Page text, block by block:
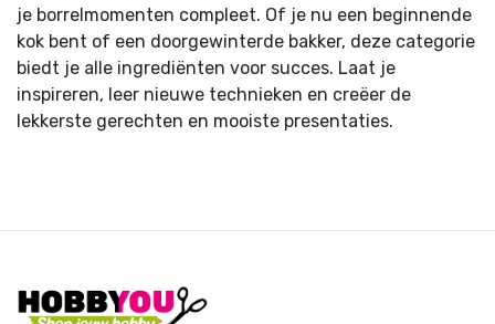
je borrelmomenten compleet. Of je nu een beginnende
kok bent of een doorgewinterde bakker, deze categorie
biedt je alle ingrediënten voor succes. Laat je
inspireren, leer nieuwe technieken en creëer de
lekkerste gerechten en mooiste presentaties.